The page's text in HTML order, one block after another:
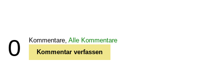
0 Kommentare, Alle Kommentare
Kommentar verfassen